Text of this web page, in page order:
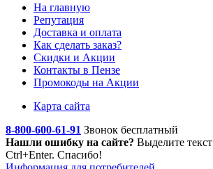
На главную
Репутация
Доставка и оплата
Как сделать заказ?
Скидки и Акции
Контакты в Пензе
Промокоды на Акции
Карта сайта
8-800-600-61-91 Звонок бесплатный
Нашли ошибку на сайте? Выделите текст
Ctrl+Enter. Спасибо!